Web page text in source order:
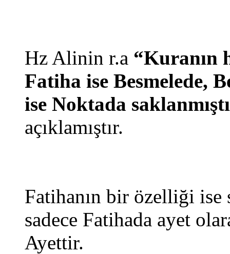
Hz Alinin r.a “Kuranın
Fatiha ise Besmelede,
ise Noktada
açıklamıştır.
Fatihanın bir özelliği ise
sadece Fatihada ayet
Ayettir.